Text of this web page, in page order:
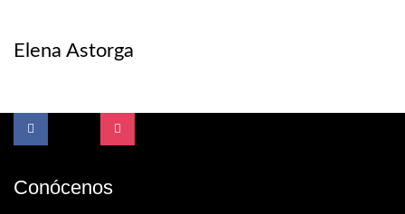
Elena Astorga
Conócenos